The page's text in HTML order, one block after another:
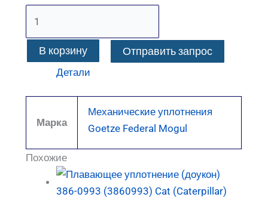
В корзину Отправить запрос
Детали
Марка
Механические уплотнения
Goetze Federal Mogul
Похожие